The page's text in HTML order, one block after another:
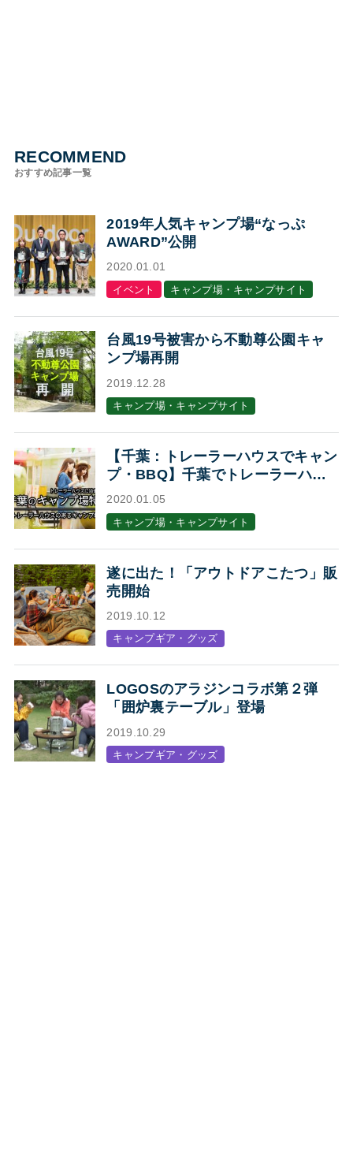
RECOMMEND
おすすめ記事一覧
2019年人気キャンプ場“なっぷ
AWARD”公開
2020.01.01
イベント キャンプ場・キャンプサイト
台風19号被害から不動尊公園キャ
ンプ場再開
2019.12.28
キャンプ場・キャンプサイト
【千葉：トレーラーハウスでキャン
プ・BBQ】千葉でトレーラーハウ
スに泊まれるキャンプ場・BBQ場7
選
2020.01.05
キャンプ場・キャンプサイト
遂に出た！「アウトドアこたつ」販
売開始
2019.10.12
キャンプギア・グッズ
LOGOSのアラジンコラボ第２弾
「囲炉裏テーブル」登場
2019.10.29
キャンプギア・グッズ